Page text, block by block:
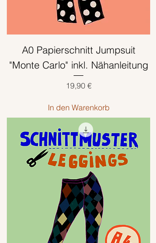
A0 Papierschnitt Jumpsuit
"Monte Carlo" inkl. Nähanleitung
Preis
19,90 €
In den Warenkorb